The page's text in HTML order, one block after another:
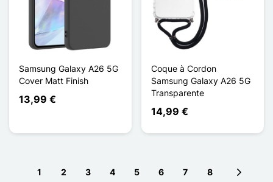
Samsung Galaxy A26 5G
Cover Matt Finish
13,99 €
Coque à Cordon
Samsung Galaxy A26 5G
Transparente
14,99 €
1 2 3 4 5 6 7 8